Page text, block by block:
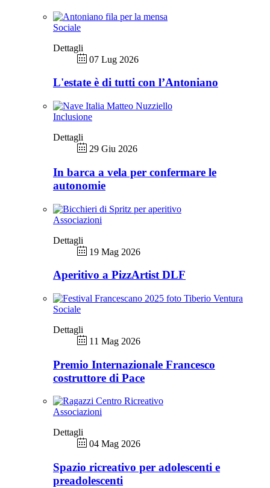
Sociale
Dettagli
07 Lug 2026
L'estate è di tutti con l’Antoniano
Inclusione
Dettagli
29 Giu 2026
In barca a vela per confermare le
autonomie
Associazioni
Dettagli
19 Mag 2026
Aperitivo a PizzArtist DLF
Sociale
Dettagli
11 Mag 2026
Premio Internazionale Francesco
costruttore di Pace
Associazioni
Dettagli
04 Mag 2026
Spazio ricreativo per adolescenti e
preadolescenti